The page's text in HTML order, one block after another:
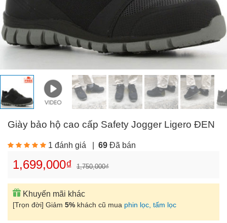
Giày bảo hộ cao cấp Safety Jogger Ligero ĐEN
1 đánh giá 69 Đã bán
1,699,000₫ 1,750,000₫
Khuyến mãi khác
[Trọn đời] Giảm 5% khách cũ mua phin lọc, tấm lọc